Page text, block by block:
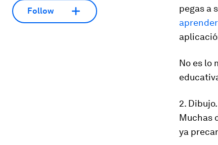
Follow
pegas a
No es lo
2.
Muchas
ya